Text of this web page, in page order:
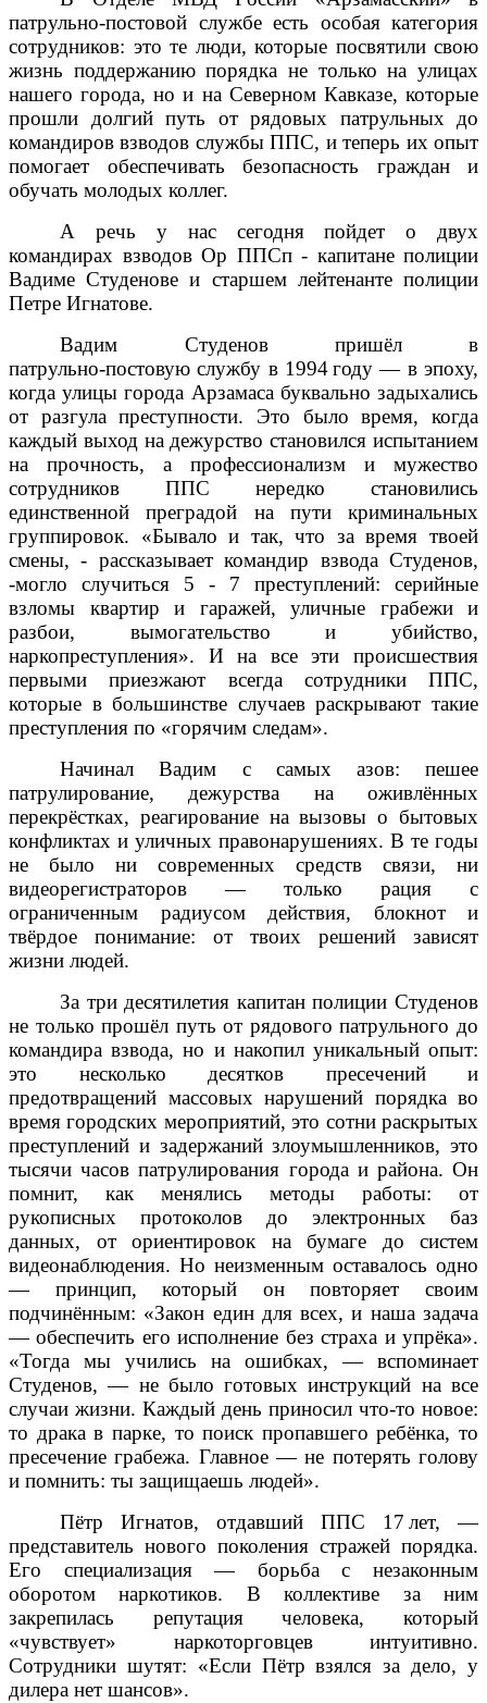
патрульно-постовой службе есть особая категория
сотрудников: это те люди, которые посвятили свою
жизнь поддержанию порядка не только на улицах
нашего города, но и на Северном Кавказе, которые
прошли долгий путь от рядовых патрульных до
командиров взводов службы ППС, и теперь их опыт
помогает обеспечивать безопасность граждан и
обучать молодых коллег.
А речь у нас сегодня пойдет о двух
командирах взводов Ор ППСп - капитане полиции
Вадиме Студенове и старшем лейтенанте полиции
Петре Игнатове.
Вадим Студенов пришёл в
патрульно‑постовую службу в 1994 году — в эпоху,
когда улицы города Арзамаса буквально задыхались
от разгула преступности. Это было время, когда
каждый выход на дежурство становился испытанием
на прочность, а профессионализм и мужество
сотрудников ППС нередко становились
единственной преградой на пути криминальных
группировок. «Бывало и так, что за время твоей
смены, - рассказывает командир взвода Студенов,
-могло случиться 5 - 7 преступлений: серийные
взломы квартир и гаражей, уличные грабежи и
разбои, вымогательство и убийство,
наркопреступления». И на все эти происшествия
первыми приезжают всегда сотрудники ППС,
которые в большинстве случаев раскрывают такие
преступления по «горячим следам».
Начинал Вадим с самых азов: пешее
патрулирование, дежурства на оживлённых
перекрёстках, реагирование на вызовы о бытовых
конфликтах и уличных правонарушениях. В те годы
не было ни современных средств связи, ни
видеорегистраторов — только рация с
ограниченным радиусом действия, блокнот и
твёрдое понимание: от твоих решений зависят
жизни людей.
За три десятилетия капитан полиции Студенов
не только прошёл путь от рядового патрульного до
командира взвода, но и накопил уникальный опыт:
это несколько десятков пресечений и
предотвращений массовых нарушений порядка во
время городских мероприятий, это сотни раскрытых
преступлений и задержаний злоумышленников, это
тысячи часов патрулирования города и района. Он
помнит, как менялись методы работы: от
рукописных протоколов до электронных баз
данных, от ориентировок на бумаге до систем
видеонаблюдения. Но неизменным оставалось одно
— принцип, который он повторяет своим
подчинённым: «Закон един для всех, и наша задача
— обеспечить его исполнение без страха и упрёка».
«Тогда мы учились на ошибках, — вспоминает
Студенов, — не было готовых инструкций на все
случаи жизни. Каждый день приносил что‑то новое:
то драка в парке, то поиск пропавшего ребёнка, то
пресечение грабежа. Главное — не потерять голову
и помнить: ты защищаешь людей».
Пётр Игнатов, отдавший ППС 17 лет, —
представитель нового поколения стражей порядка.
Его специализация — борьба с незаконным
оборотом наркотиков. В коллективе за ним
закрепилась репутация человека, который
«чувствует» наркоторговцев интуитивно.
Сотрудники шутят: «Если Пётр взялся за дело, у
дилера нет шансов».